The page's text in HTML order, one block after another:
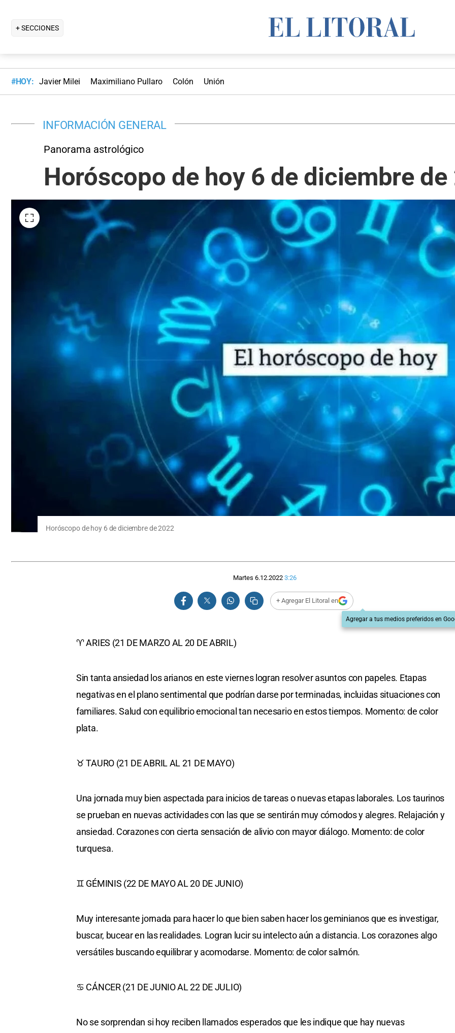
+ SECCIONES
#HOY: Javier Milei Maximiliano Pullaro Colón Unión
INFORMACIÓN GENERAL
Panorama astrológico
Horóscopo de hoy 6 de diciembre de
Horóscopo de hoy 6 de diciembre de 2022
Martes 6.12.2022 3:26
+ Agregar El Litoral en
Agregar a tus medios preferidos en
♈ ARIES (21 DE MARZO AL 20 DE ABRIL)
Sin tanta ansiedad los arianos en este viernes logran resolver asuntos con papeles. Etapas
negativas en el plano sentimental que podrían darse por terminadas, incluidas situaciones con
familiares. Salud con equilibrio emocional tan necesario en estos tiempos. Momento: de color
plata.
♉ TAURO (21 DE ABRIL AL 21 DE MAYO)
Una jornada muy bien aspectada para inicios de tareas o nuevas etapas laborales. Los taurinos
se prueban en nuevas actividades con las que se sentirán muy cómodos y alegres. Relajación y
ansiedad. Corazones con cierta sensación de alivio con mayor diálogo. Momento: de color
turquesa.
♊ GÉMINIS (22 DE MAYO AL 20 DE JUNIO)
Muy interesante jornada para hacer lo que bien saben hacer los geminianos que es investigar,
buscar, bucear en las realidades. Logran lucir su intelecto aún a distancia. Los corazones algo
versátiles buscando equilibrar y acomodarse. Momento: de color salmón.
♋ CÁNCER (21 DE JUNIO AL 22 DE JULIO)
No se sorprendan si hoy reciben llamados esperados que les indique que hay nuevas